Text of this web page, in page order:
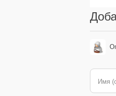
Имя